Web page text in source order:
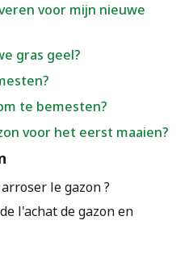
le gazon ?
l'achat de gazon en
voor mijn nieuwe
gras geel?
te bemesten?
voor het eerst maaien?